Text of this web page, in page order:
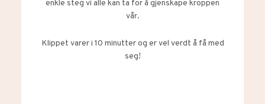
enkle steg vi alle kan ta for å gjenskape kroppen
vår.
Klippet varer i 10 minutter og er vel verdt å få med
seg!